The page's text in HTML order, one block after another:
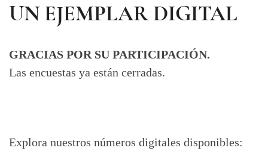
UN EJEMPLAR DIGITAL
GRACIAS POR SU PARTICIPACIÓN.
Las encuestas ya están cerradas.
Explora nuestros números digitales disponibles: